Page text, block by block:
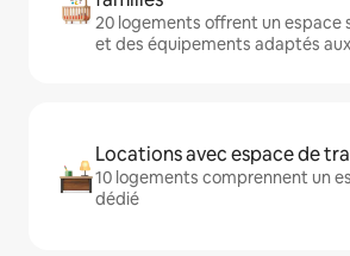
20 logements offrent un espace
et des équipements adaptés
Locations avec espace de
10 logements comprennent un
dédié